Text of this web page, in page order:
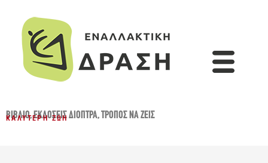
ΒΙΒΛΊΟ,ΕΚΔΌΣΕΙΣ ΔΙΌΠΤΡΑ,ΤΡΌΠΟΣ ΝΑ ΖΕΙΣ
ΚΑΛΎΤΕΡΗ ΖΩΉ